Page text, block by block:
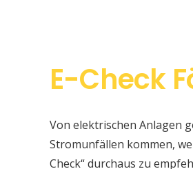
E-Check
Von elektrischen Anlagen
Stromunfällen kommen,
Check“ durchaus zu